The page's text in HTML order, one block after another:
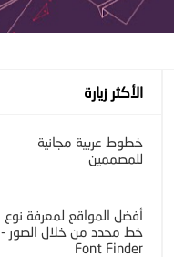
الأكثر زيارة
خطوط عربية مجانية
للمصممين
أفضل المواقع لمعرفة نوع
خط محدد من خلال الصور -
Font Finder